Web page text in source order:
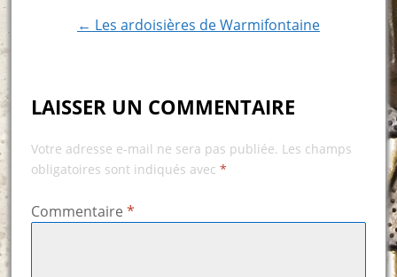
← Les ardoisières de Warmifontaine
LAISSER UN COMMENTAIRE
Votre adresse e-mail ne sera pas publiée. Les champs
obligatoires sont indiqués avec *
Commentaire *